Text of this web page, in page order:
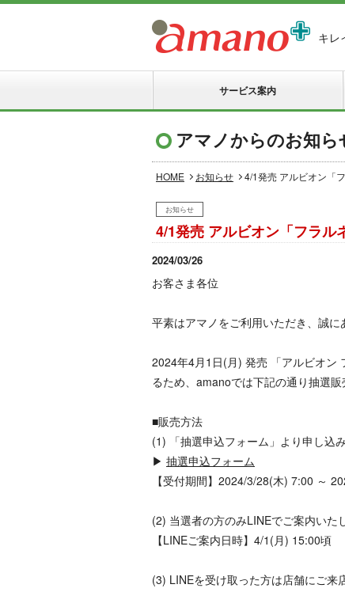
キレ
サービス案内
アマノからのお知ら
HOME お知らせ 4/1発売 アルビオン「
お知らせ
4/1発売 アルビオン「フラル
2024/03/26
お客さま各位
平素はアマノをご利用いただき、誠に
2024年4月1日(月) 発売 「アルビオン
るため、amanoでは下記の通り抽選販
■販売方法
(1) 「抽選申込フォーム」より申し込
▶ 抽選申込フォーム
【受付期間】2024/3/28(木) 7:00 ～
(2) 当選者の方のみLINEでご案内いた
【LINEご案内日時】4/1(月) 15:00頃
(3) LINEを受け取った方は店舗にご来